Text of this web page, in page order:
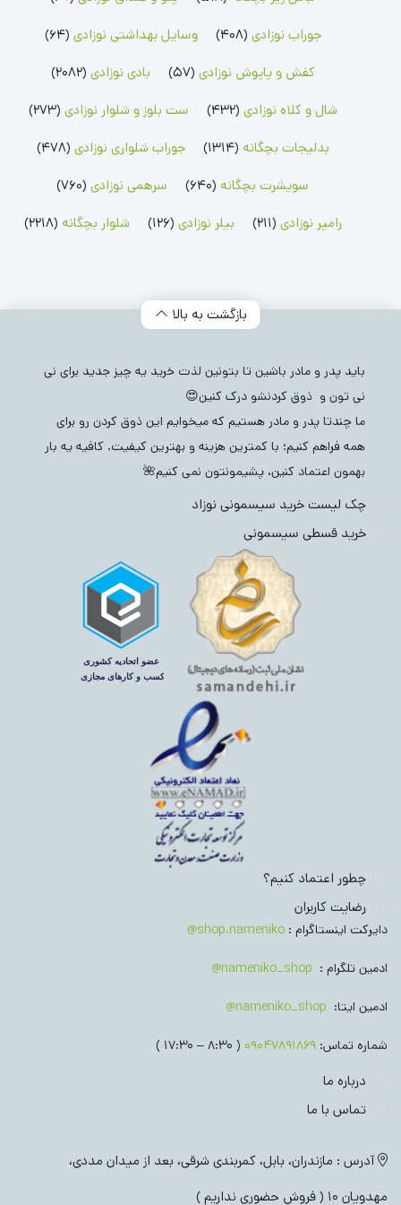
شلوار پسرانه
رامپر پسرانه
جوراب پسرانه
جوراب نوزادی (408) وسایل بهداشتی نوزادی (64)
کفش و پاپوش نوزادی (57) بادی نوزادی (2082)
شال و کلاه نوزادی (432) ست بلوز و شلوار نوزادی (273)
بدلیجات بچگانه (1314) جوراب شلواری نوزادی (478)
سویشرت بچگانه (640) سرهمی نوزادی (760)
رامپر نوزادی (211) بیلر نوزادی (126) شلوار بچگانه (2218)
بازگشت به بالا
باید پدر و مادر باشین تا بتونین لذت خرید یه چیز جدید برای نی
نی تون و ذوق کردنشو درک کنین😍
ما چندتا پدر و مادر هستیم که میخوایم این ذوق کردن رو برای
همه فراهم کنیم؛ با کمترین هزینه و بهترین کیفیت. کافیه یه بار
بهمون اعتماد کنین، پشیمونتون نمی کنیم🌺
چک لیست خرید سیسمونی نوزاد
خرید قسطی سیسمونی
چطور اعتماد کنیم؟
رضایت کاربران
دایرکت اینستاگرام : shop.nameniko@
ادمین تلگرام : nameniko_shop@
ادمین ایتا: nameniko_shop@
شماره تماس: 09047891869
( 8:30 – 17:30 )
درباره ما
تماس با ما
آدرس : مازندران، بابل، کمربندی شرقی، بعد از میدان مددی،
مهدویان 10 ( فروش حضوری نداریم )